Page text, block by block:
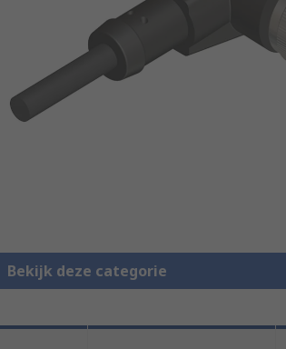
Bekijk deze categorie